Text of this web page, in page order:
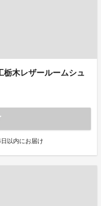
栃木レザールームシュ
以内にお届け